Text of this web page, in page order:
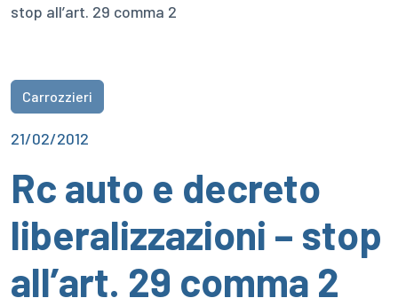
stop all’art. 29 comma 2
Carrozzieri
21/02/2012
Rc auto e decreto
liberalizzazioni – stop
all’art. 29 comma 2